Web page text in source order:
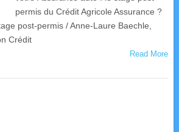
permis du Crédit Agricole Assurance ?
post-permis / Anne-Laure Baechle,
Crédit
Read More